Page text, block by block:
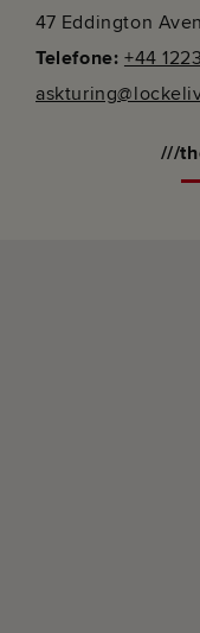
47 Eddington
Telefone: +44
///